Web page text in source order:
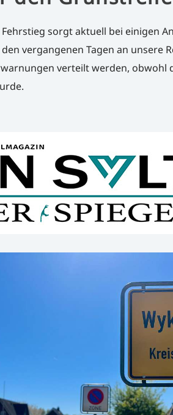
sorgt aktuell bei einigen
vergangenen Tagen an unsere
verteilt werden, obwohl